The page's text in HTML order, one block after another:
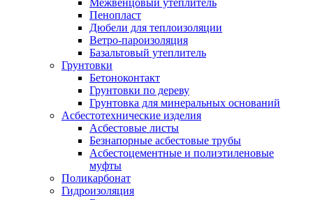
Межвенцовый утеплитель
Пенопласт
Дюбели для теплоизоляции
Ветро-пароизоляция
Базальтовый утеплитель
Грунтовки
Бетоноконтакт
Грунтовки по дереву
Грунтовка для минеральных оснований
Асбестотехнические изделия
Асбестовые листы
Безнапорные асбестовые трубы
Асбестоцементные и полиэтиленовые
муфты
Поликарбонат
Гидроизоляция